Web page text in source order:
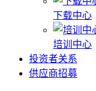
下载中心
培训中心
投资者关系
供应商招募